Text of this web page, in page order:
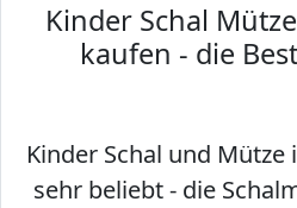
Kinder Schal
kaufen - die
Kinder Schal und Mütze
sehr beliebt - die